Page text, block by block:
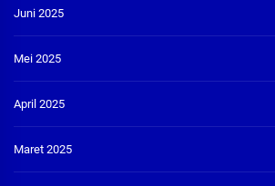
Juni 2025
Mei 2025
April 2025
Maret 2025